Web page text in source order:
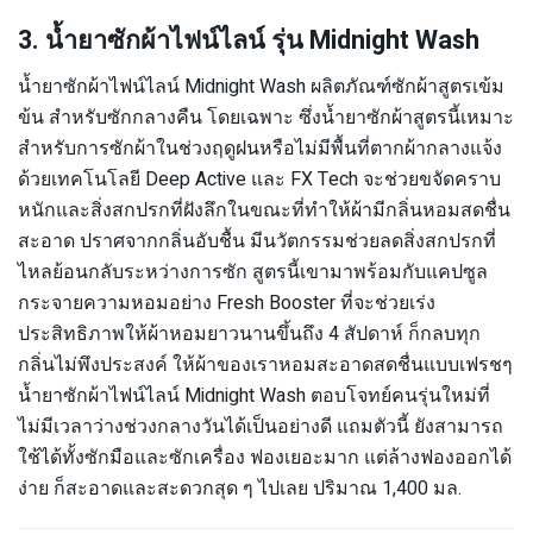
3. น้ำยาซักผ้าไฟน์ไลน์ รุ่น Midnight Wash
น้ำยาซักผ้าไฟน์ไลน์ Midnight Wash ผลิตภัณฑ์ซักผ้าสูตรเข้ม
ข้น สำหรับซักกลางคืน โดยเฉพาะ ซึ่งน้ำยาซักผ้าสูตรนี้เหมาะ
สำหรับการซักผ้าในช่วงฤดูฝนหรือไม่มีพื้นที่ตากผ้ากลางแจ้ง
ด้วยเทคโนโลยี Deep Active และ FX Tech จะช่วยขจัดคราบ
หนักและสิ่งสกปรกที่ฝังลึกในขณะที่ทำให้ผ้ามีกลิ่นหอมสดชื่น
สะอาด ปราศจากกลิ่นอับชื้น มีนวัตกรรมช่วยลดสิ่งสกปรกที่
ไหลย้อนกลับระหว่างการซัก สูตรนี้เขามาพร้อมกับแคปซูล
กระจายความหอมอย่าง Fresh Booster ที่จะช่วยเร่ง
ประสิทธิภาพให้ผ้าหอมยาวนานขึ้นถึง 4 สัปดาห์ ก็กลบทุก
กลิ่นไม่พึงประสงค์ ให้ผ้าของเราหอมสะอาดสดชื่นแบบเฟรชๆ
น้ำยาซักผ้าไฟน์ไลน์ Midnight Wash ตอบโจทย์คนรุ่นใหม่ที่
ไม่มีเวลาว่างช่วงกลางวันได้เป็นอย่างดี แถมตัวนี้ ยังสามารถ
ใช้ได้ทั้งซักมือและซักเครื่อง ฟองเยอะมาก แต่ล้างฟองออกได้
ง่าย ก็สะอาดและสะดวกสุด ๆ ไปเลย ปริมาณ 1,400 มล.